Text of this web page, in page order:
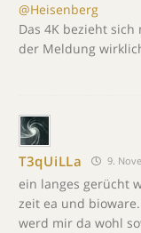
@Heisenberg
Das 4K bezieht sich
der Meldung
T3qUiLLa 9.
ein langes gerücht
zeit ea und bioware.
werd mir da wohl